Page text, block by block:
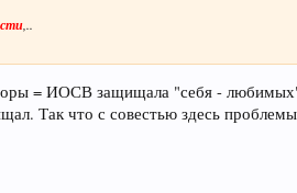
,..
= ИОСВ защищала "себя -
Так что с совестью здесь